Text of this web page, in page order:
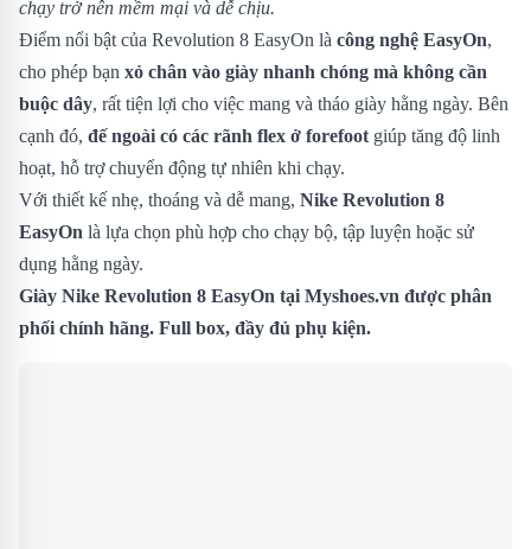
chạy trở nên mềm mại và dễ chịu.
Điểm nổi bật của Revolution 8 EasyOn là công nghệ EasyOn,
cho phép bạn xỏ chân vào giày nhanh chóng mà không cần
buộc dây, rất tiện lợi cho việc mang và tháo giày hằng ngày. Bên
cạnh đó, đế ngoài có các rãnh flex ở forefoot giúp tăng độ linh
hoạt, hỗ trợ chuyển động tự nhiên khi chạy.
Với thiết kế nhẹ, thoáng và dễ mang, Nike Revolution 8
EasyOn là lựa chọn phù hợp cho chạy bộ, tập luyện hoặc sử
dụng hằng ngày.
Giày Nike Revolution 8 EasyOn tại Myshoes.vn được phân
phối chính hãng. Full box, đầy đủ phụ kiện.